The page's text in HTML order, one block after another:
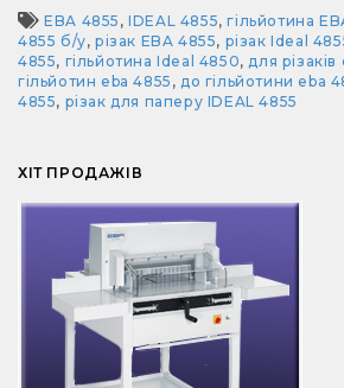
EBA 4855 ,IDEAL 4855,гільйотина
4855 б/у,різак EBA 4855, різак Ideal
4855, гільйотина Ideal 4850, для
гільйотин eba 4855 , до гільйотини eba
4855, різак для паперу IDEAL 4855
ХІТ ПРОДАЖІВ